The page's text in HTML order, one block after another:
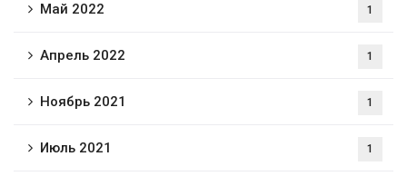
Май 2022 1
Апрель 2022 1
Ноябрь 2021 1
Июль 2021 1